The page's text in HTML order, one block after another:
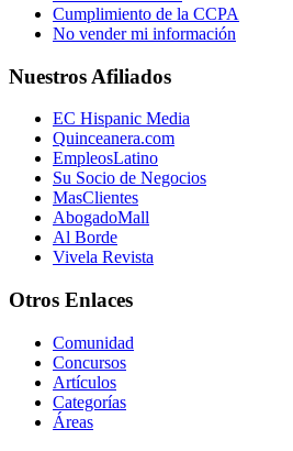
Cumplimiento de la CCPA
No vender mi información
Nuestros Afiliados
EC Hispanic Media
Quinceanera.com
EmpleosLatino
Su Socio de Negocios
MasClientes
AbogadoMall
Al Borde
Vivela Revista
Otros Enlaces
Comunidad
Concursos
Artículos
Categorías
Áreas